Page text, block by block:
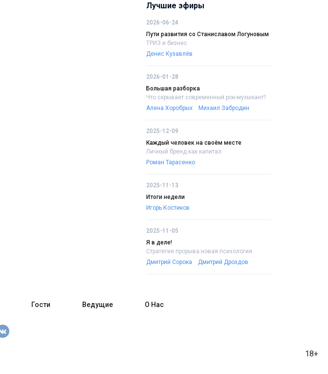
Лучшие эфиры
2026-06-24
Пути развития со Станиславом Логуновым
ТРИЗ и бизнес
Денис Кузавлёв
2026-01-28
Большая разборка
Что скрывает современный рок-музыкант?
Алена Хоробрых
Михаил Забродин
2025-12-09
Каждый человек на своём месте
Личный бренд как капитал
Роман Тарасенко
2025-11-13
Итоги недели
Игорь Костиков
2025-11-05
Я в деле!
Стратегия прорыва:новая психология
Дмитрий Сорока
Дмитрий Дроздов
18+
Гости Ведущие О Нас